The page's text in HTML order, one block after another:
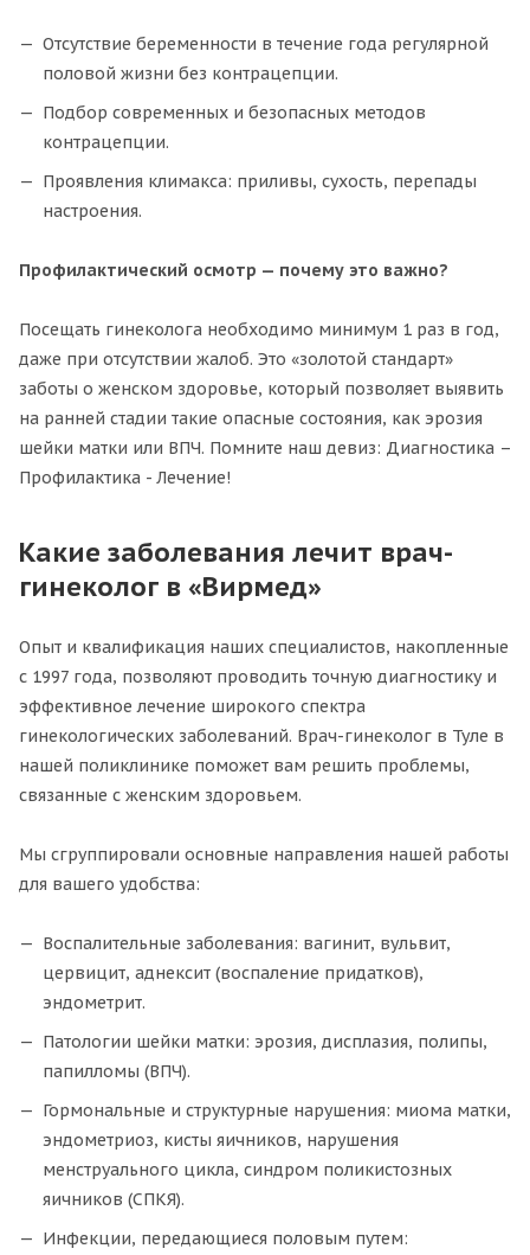
Отсутствие беременности в течение года регулярной
половой жизни без контрацепции.
Подбор современных и безопасных методов
контрацепции.
Проявления климакса: приливы, сухость, перепады
настроения.
Профилактический осмотр — почему это важно?
Посещать гинеколога необходимо минимум 1 раз в год,
даже при отсутствии жалоб. Это «золотой стандарт»
заботы о женском здоровье, который позволяет выявить
на ранней стадии такие опасные состояния, как эрозия
шейки матки или ВПЧ. Помните наш девиз: Диагностика –
Профилактика - Лечение!
Какие заболевания лечит врач-
гинеколог в «Вирмед»
Опыт и квалификация наших специалистов, накопленные
с 1997 года, позволяют проводить точную диагностику и
эффективное лечение широкого спектра
гинекологических заболеваний. Врач-гинеколог в Туле в
нашей поликлинике поможет вам решить проблемы,
связанные с женским здоровьем.
Мы сгруппировали основные направления нашей работы
для вашего удобства:
Воспалительные заболевания: вагинит, вульвит,
цервицит, аднексит (воспаление придатков),
эндометрит.
Патологии шейки матки: эрозия, дисплазия, полипы,
папилломы (ВПЧ).
Гормональные и структурные нарушения: миома матки,
эндометриоз, кисты яичников, нарушения
менструального цикла, синдром поликистозных
яичников (СПКЯ).
Инфекции, передающиеся половым путем: